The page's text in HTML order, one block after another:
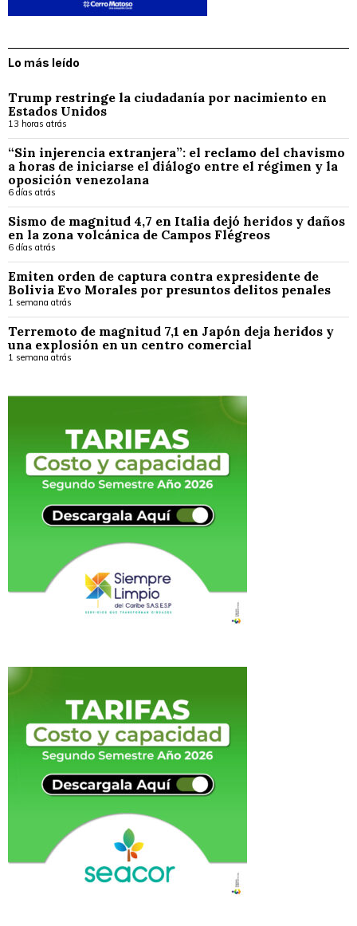
Lo más leído
Trump restringe la ciudadanía por nacimiento en
Estados Unidos
13 horas atrás
“Sin injerencia extranjera”: el reclamo del chavismo
a horas de iniciarse el diálogo entre el régimen y la
oposición venezolana
6 días atrás
Sismo de magnitud 4,7 en Italia dejó heridos y daños
en la zona volcánica de Campos Flégreos
6 días atrás
Emiten orden de captura contra expresidente de
Bolivia Evo Morales por presuntos delitos penales
1 semana atrás
Terremoto de magnitud 7,1 en Japón deja heridos y
una explosión en un centro comercial
1 semana atrás